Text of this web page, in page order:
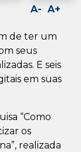
A+
A-
de ter um
seus
E seis
em suas
“Como
os
realizada